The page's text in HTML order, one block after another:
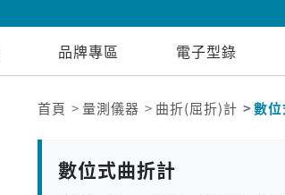
品牌專區 電子型錄
首頁 量測儀器 曲折(屈折)計 數
數位式曲折計